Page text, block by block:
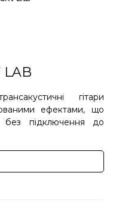
LAB
гітари
ефектами, що
без підключення до